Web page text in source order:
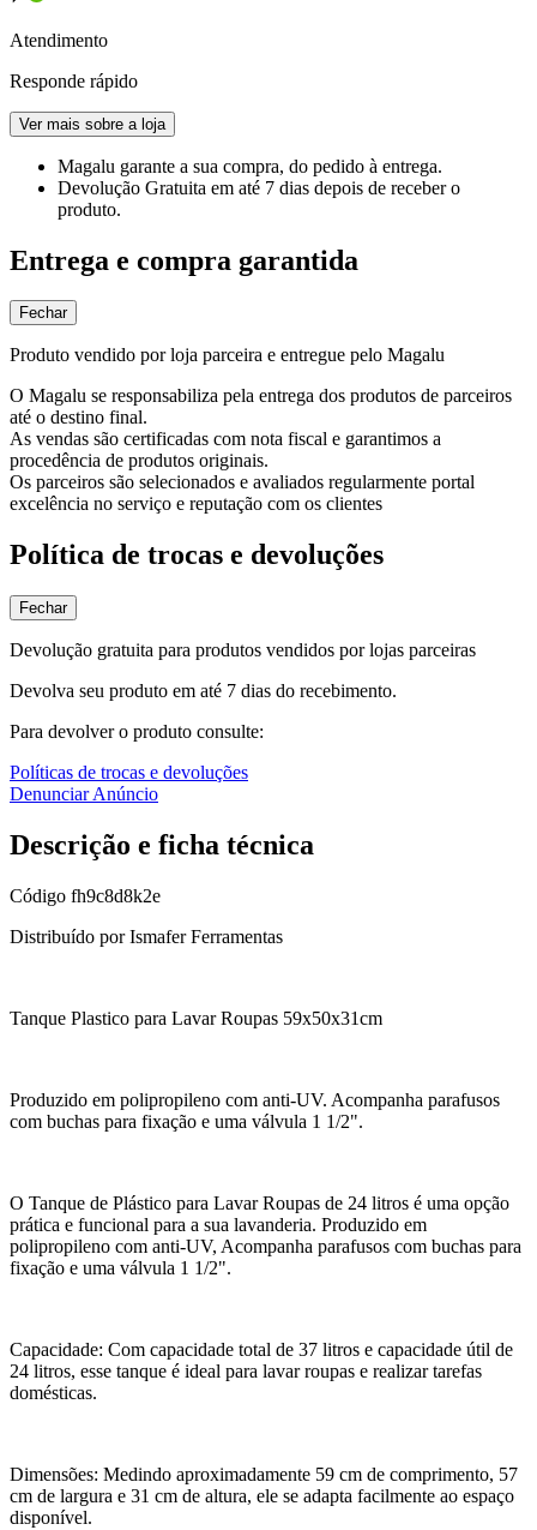
Atendimento
Responde rápido
Ver mais sobre a loja
Magalu garante a sua compra, do pedido à entrega.
Devolução Gratuita em até 7 dias depois de receber o
produto.
Entrega e compra garantida
Fechar
Produto vendido por loja parceira e entregue pelo Magalu
O Magalu se responsabiliza pela entrega dos produtos de parceiros
até o destino final.
As vendas são certificadas com nota fiscal e garantimos a
procedência de produtos originais.
Os parceiros são selecionados e avaliados regularmente portal
excelência no serviço e reputação com os clientes
Política de trocas e devoluções
Fechar
Devolução gratuita para produtos vendidos por lojas parceiras
Devolva seu produto em até 7 dias do recebimento.
Para devolver o produto consulte:
Políticas de trocas e devoluções
Denunciar Anúncio
Descrição e ficha técnica
Código fh9c8d8k2e
Distribuído por Ismafer Ferramentas
Tanque Plastico para Lavar Roupas 59x50x31cm
Produzido em polipropileno com anti-UV. Acompanha parafusos
com buchas para fixação e uma válvula 1 1/2".
O Tanque de Plástico para Lavar Roupas de 24 litros é uma opção
prática e funcional para a sua lavanderia. Produzido em
polipropileno com anti-UV, Acompanha parafusos com buchas para
fixação e uma válvula 1 1/2".
Capacidade: Com capacidade total de 37 litros e capacidade útil de
24 litros, esse tanque é ideal para lavar roupas e realizar tarefas
domésticas.
Dimensões: Medindo aproximadamente 59 cm de comprimento, 57
cm de largura e 31 cm de altura, ele se adapta facilmente ao espaço
disponível.